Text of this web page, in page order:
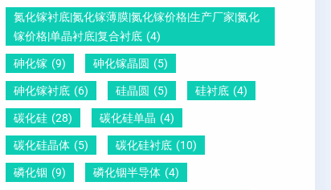
？
晶
氮化镓衬底|氮化镓薄膜|氮化镓价格|生产厂家|氮化
镓价格|单晶衬底|复合衬底 (4)
砷化镓 (9) 砷化镓晶圆 (5)
砷化镓衬底 (6) 硅晶圆 (5) 硅衬底 (4)
碳化硅 (28) 碳化硅单晶 (4)
碳化硅晶体 (5) 碳化硅衬底 (10)
磷化铟 (9) 磷化铟半导体 (4)